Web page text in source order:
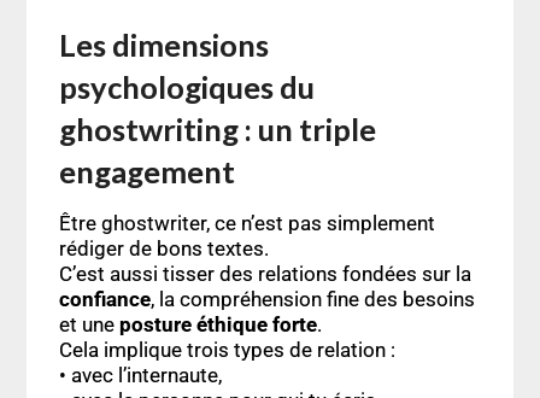
Les dimensions
psychologiques du
ghostwriting : un triple
engagement
Être ghostwriter, ce n’est pas simplement
rédiger de bons textes.
C’est aussi tisser des relations fondées sur la
confiance, la compréhension fine des besoins
et une posture éthique forte.
Cela implique trois types de relation :
• avec l’internaute,